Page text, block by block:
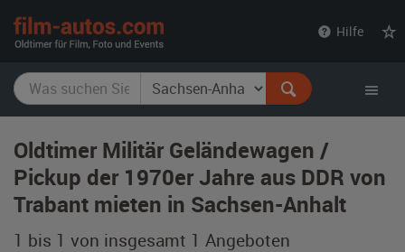
Hilfe
Oldtimer Militär Geländewagen /
Pickup der 1970er Jahre aus DDR von
Trabant mieten in Sachsen-Anhalt
1 bis 1 von insgesamt 1 Angeboten